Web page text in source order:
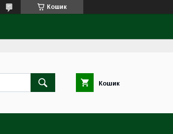
Кошик
Кошик